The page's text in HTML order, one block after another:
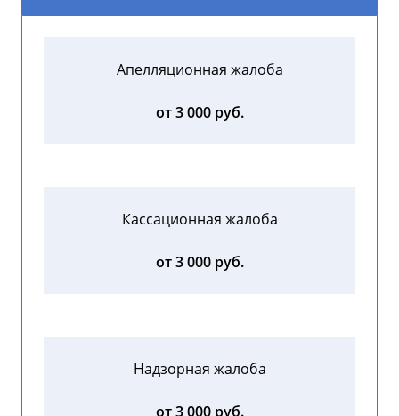
Апелляционная жалоба
от 3 000 руб.
Кассационная жалоба
от 3 000 руб.
Надзорная жалоба
от 3 000 руб.